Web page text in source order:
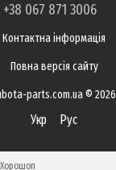
+38 067 871 3006
Контактна інформація
Повна версія сайту
parts.com.ua © 2026
Укр Рус
Хорошоп